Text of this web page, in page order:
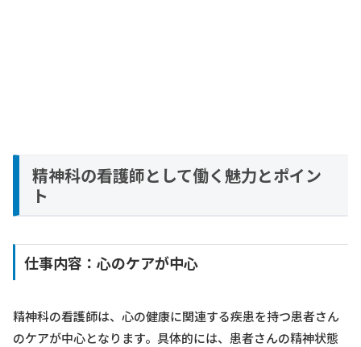
精神科の看護師として働く魅力とポイン
ト
仕事内容：心のケアが中心
精神科の看護師は、心の健康に関連する疾患を持つ患者さん
のケアが中心となります。具体的には、患者さんの精神状態